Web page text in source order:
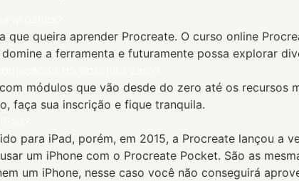
que queira aprender Procreate. O curso online
a ferramenta e futuramente possa explorar
módulos que vão desde do zero até os
faça sua inscrição e fique tranquila.
para iPad, porém, em 2015, a Procreate lançou a
um iPhone com o Procreate Pocket. São as
um iPhone, nesse caso você não conseguirá